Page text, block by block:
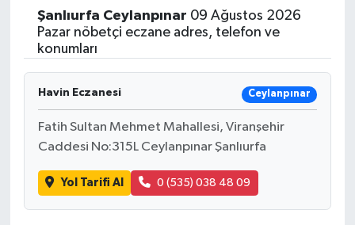
Şanlıurfa Ceylanpınar 09 Ağustos 2026
Pazar nöbetçi eczane adres, telefon ve
konumları
Havin Eczanesi Ceylanpınar
Fatih Sultan Mehmet Mahallesi, Viranşehir
Caddesi No:315L Ceylanpınar Şanlıurfa
Yol Tarifi Al 0 (535) 038 48 09
Haber Arşivi